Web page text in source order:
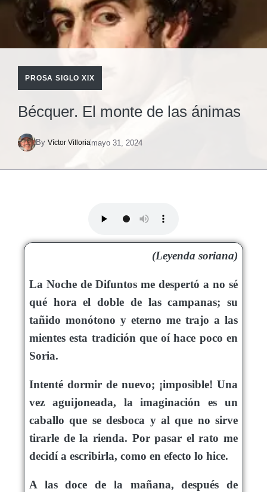
PROSA SIGLO XIX
Bécquer. El monte de las ánimas
By Víctor Villoriamayo 31, 2024
(Leyenda soriana)
La Noche de Difuntos me despertó a no sé
qué hora el doble de las campanas; su
tañido monótono y eterno me trajo a las
mientes esta tradición que oí hace poco en
Soria.
Intenté dormir de nuevo; ¡imposible! Una
vez aguijoneada, la imaginación es un
caballo que se desboca y al que no sirve
tirarle de la rienda. Por pasar el rato me
decidí a escribirla, como en efecto lo hice.
A las doce de la mañana, después de